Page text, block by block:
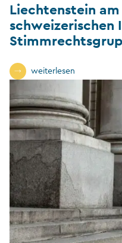
Liechtenstein
schweizerischen
weiterlesen